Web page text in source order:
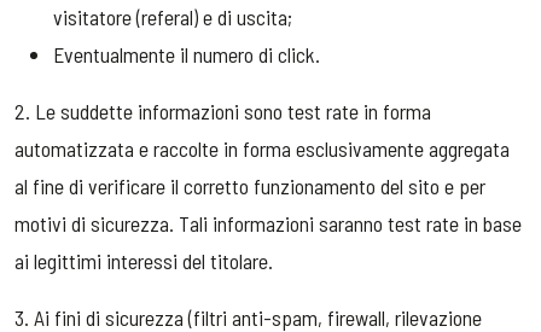
visitatore (referal) e di uscita;
Eventualmente il numero di click.
2. Le suddette informazioni sono test rate in forma
automatizzata e raccolte in forma esclusivamente aggregata
al fine di verificare il corretto funzionamento del sito e per
motivi di sicurezza. Tali informazioni saranno test rate in base
ai legittimi interessi del titolare.
3. Ai fini di sicurezza (filtri anti-spam, firewall, rilevazione